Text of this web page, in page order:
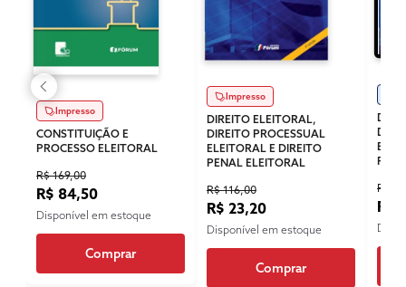
Impresso
CONSTITUIÇÃO E
PROCESSO ELEITORAL
R$ 169,00
R$ 84,50
Disponível em estoque
Comprar
Impresso
DIREITO ELEITORAL,
DIREITO PROCESSUAL
ELEITORAL E DIREITO
PENAL ELEITORAL
R$ 116,00
R$ 23,20
Disponível em estoque
Comprar
R$
R$